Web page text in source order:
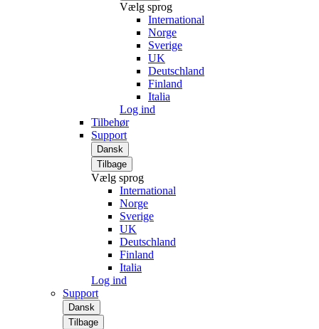
Vælg sprog
International
Norge
Sverige
UK
Deutschland
Finland
Italia
Log ind
Tilbehør
Support
Dansk
Tilbage
Vælg sprog
International
Norge
Sverige
UK
Deutschland
Finland
Italia
Log ind
Support
Dansk
Tilbage